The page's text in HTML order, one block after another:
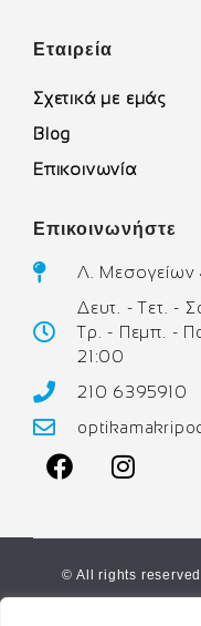
Εταιρεία
Σχετικά με εμάς
Blog
Επικοινωνία
Επικοινωνήστε
Λ. Μεσογείων
Δευτ. - Τετ. -
Τρ. - Πεμπ. -
21:00
210 6395910
© All rights